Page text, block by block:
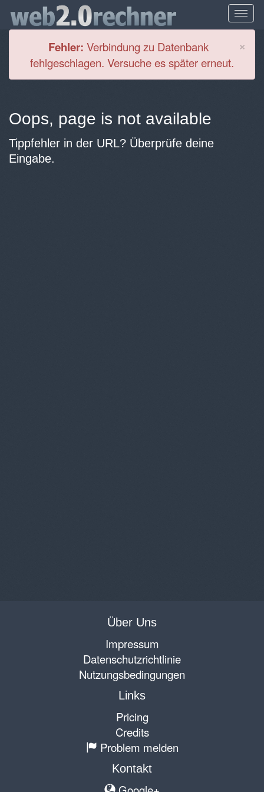
×
Fehler: Verbindung zu Datenbank
fehlgeschlagen. Versuche es später erneut.
Oops, page is not available
Tippfehler in der URL? Überprüfe deine
Eingabe.
Über Uns
Impressum
Datenschutzrichtlinie
Nutzungsbedingungen
Links
Pricing
Credits
Problem melden
Kontakt